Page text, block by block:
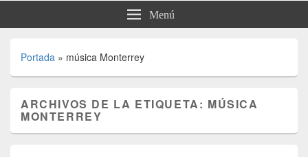
Menú
Portada » música Monterrey
ARCHIVOS DE LA ETIQUETA: MÚSICA
MONTERREY